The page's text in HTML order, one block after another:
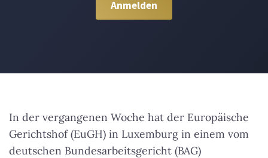
In der vergangenen Woche hat der Europäische
Gerichtshof (EuGH) in Luxemburg in einem vom
deutschen Bundesarbeitsgericht (BAG)